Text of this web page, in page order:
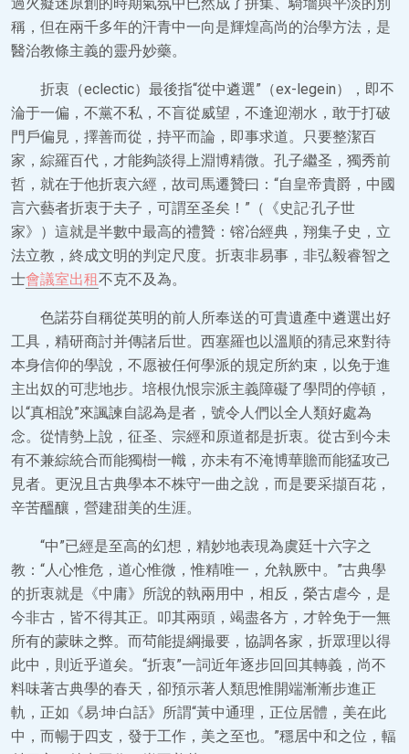
稱，但在兩千多年的汗青中一向是輝煌高尚的治學方法，是
醫治教條主義的靈丹妙藥。
折衷（eclectic）最後指“從中遴選”（ex-legein），即不
淪于一偏，不黨不私，不盲從威望，不逢迎潮水，敢于打破
門戶偏見，擇善而從，持平而論，即事求道。只要整潔百
家，綜羅百代，才能夠談得上淵博精微。孔子繼圣，獨秀前
哲，就在于他折衷六經，故司馬遷贊曰：“自皇帝貴爵，中國
言六藝者折衷于夫子，可謂至圣矣！”（《史記·孔子世
家》）這就是半數中最高的禮贊：镕冶經典，翔集子史，立
法立教，終成文明的判定尺度。折衷非易事，非弘毅睿智之
士會議室出租不克不及為。
色諾芬自稱從英明的前人所奉送的可貴遺產中遴選出好
工具，精研商討并傳諸后世。西塞羅也以溫順的猜忌來對待
本身信仰的學說，不愿被任何學派的規定所約束，以免于進
主出奴的可悲地步。培根仇恨宗派主義障礙了學問的停頓，
以“真相說”來諷諫自認為是者，號令人們以全人類好處為
念。從情勢上說，征圣、宗經和原道都是折衷。從古到今未
有不兼綜統合而能獨樹一幟，亦未有不淹博華贍而能猛攻己
見者。更況且古典學本不株守一曲之說，而是要采擷百花，
辛苦醞釀，營建甜美的生涯。
“中”已經是至高的幻想，精妙地表現為虞廷十六字之
教：“人心惟危，道心惟微，惟精唯一，允執厥中。”古典學
的折衷就是《中庸》所說的執兩用中，相反，榮古虐今，是
今非古，皆不得其正。叩其兩頭，竭盡各方，才幹免于一無
所有的蒙昧之弊。而茍能提綱撮要，協調各家，折眾理以得
此中，則近乎道矣。“折衷”一詞近年逐步回回其轉義，尚不
料味著古典學的春天，卻預示著人類思惟開端漸漸步進正
軌，正如《易·坤·白話》所謂“黃中通理，正位居體，美在此
中，而暢于四支，發于工作，美之至也。”穩居中和之位，輻